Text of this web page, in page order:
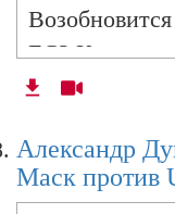
Александр
Россия-
Александр
ЕС? Как
Израилю?
формировать
Александр
Маск против